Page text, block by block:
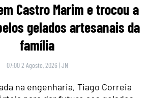
Castro Marim e trocou a
gelados artesanais da
família
07:00 2 Agosto, 2026 |JN
na engenharia, Tiago Correia